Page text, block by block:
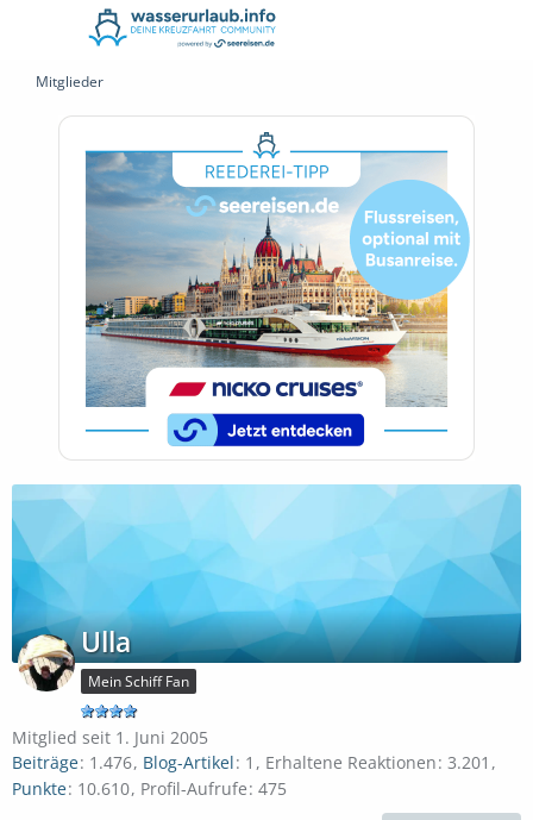
Mitglieder
Ulla
Mein Schiff Fan
Mitglied seit 1. Juni 2005
Beiträge 1.476 Blog-Artikel 1 Erhaltene Reaktionen 3.201
Punkte 10.610 Profil-Aufrufe 475